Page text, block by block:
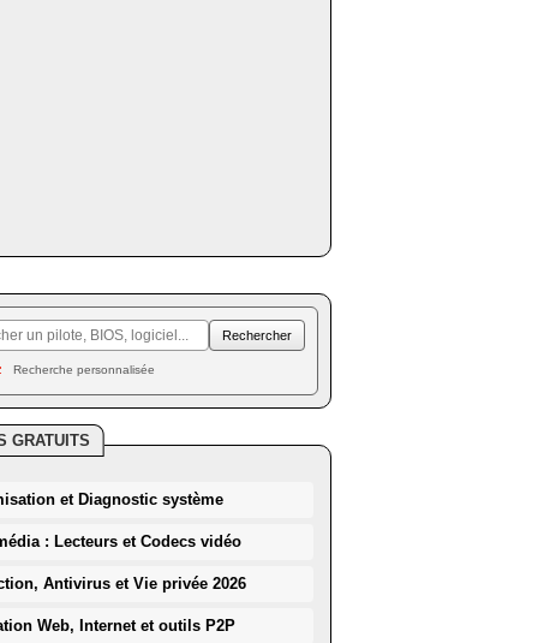
Recherche personnalisée
GRATUITS
et Diagnostic système
: Lecteurs et Codecs vidéo
Antivirus et Vie privée 2026
Web, Internet et outils P2P